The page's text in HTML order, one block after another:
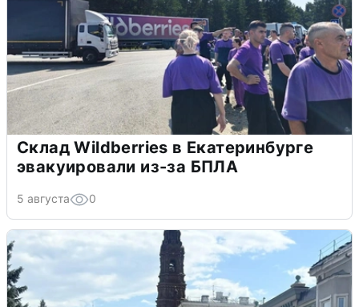
Склад Wildberries в Екатеринбурге
эвакуировали из-за БПЛА
5 августа 0